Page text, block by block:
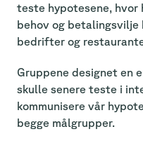
teste hypotesene, hvor
behov og
bedrifter og
Gruppene designet en
skulle senere teste i
kommunisere vår
begge målgrupper.